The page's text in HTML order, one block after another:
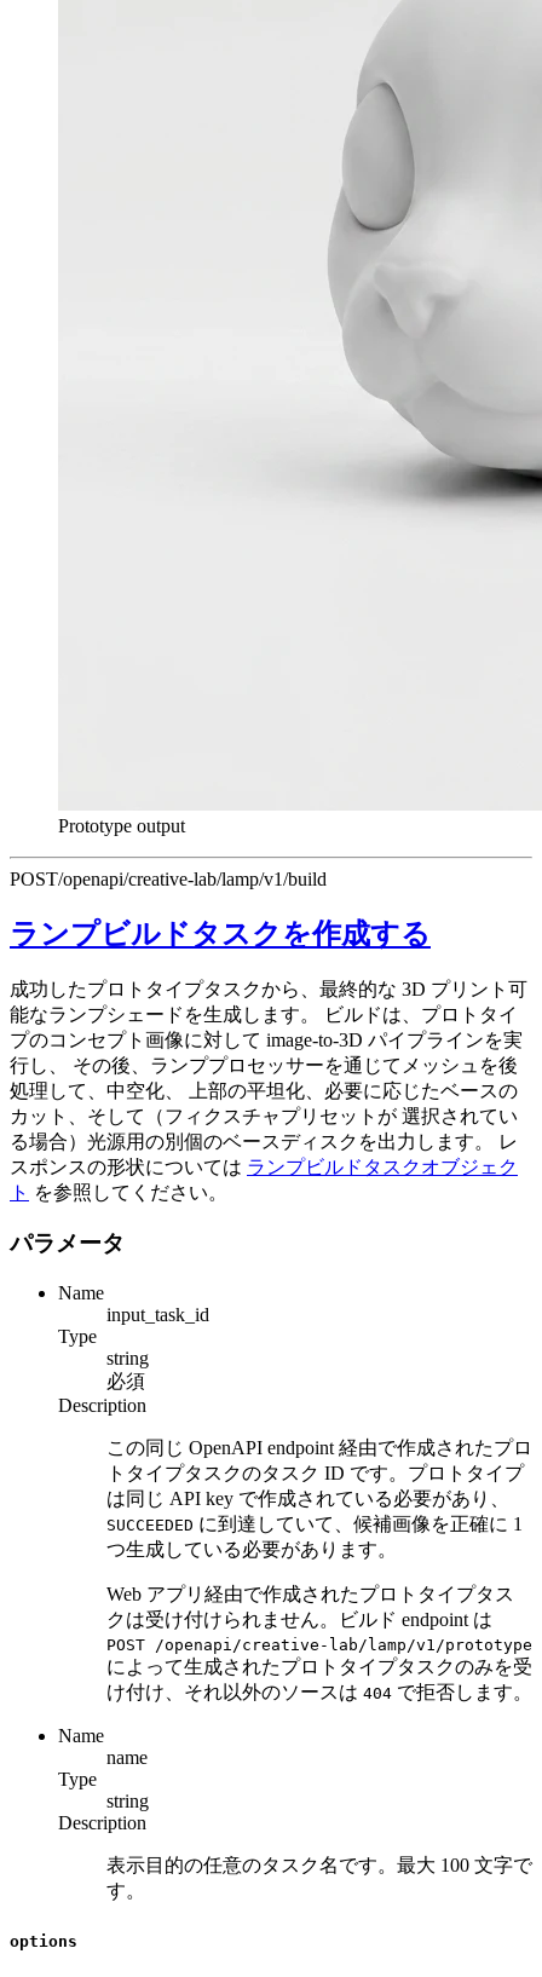
Prototype output
POST/openapi/creative-lab/lamp/v1/build
ランプビルドタスクを作成する
成功したプロトタイプタスクから、最終的な 3D プリント可
能なランプシェードを生成します。 ビルドは、プロトタイ
プのコンセプト画像に対して image-to-3D パイプラインを実
行し、 その後、ランププロセッサーを通じてメッシュを後
処理して、中空化、 上部の平坦化、必要に応じたベースの
カット、そして（フィクスチャプリセットが 選択されてい
る場合）光源用の別個のベースディスクを出力します。 レ
スポンスの形状については ランプビルドタスクオブジェク
ト を参照してください。
パラメータ
Name
input_task_id
Type
string
必須
Description
この同じ OpenAPI endpoint 経由で作成されたプロ
トタイプタスクのタスク ID です。プロトタイプ
は同じ API key で作成されている必要があり、
SUCCEEDED に到達していて、候補画像を正確に 1
つ生成している必要があります。
Web アプリ経由で作成されたプロトタイプタス
クは受け付けられません。ビルド endpoint は
POST /openapi/creative-lab/lamp/v1/prototype
によって生成されたプロトタイプタスクのみを受
け付け、それ以外のソースは 404 で拒否します。
Name
name
Type
string
Description
表示目的の任意のタスク名です。最大 100 文字で
す。
options